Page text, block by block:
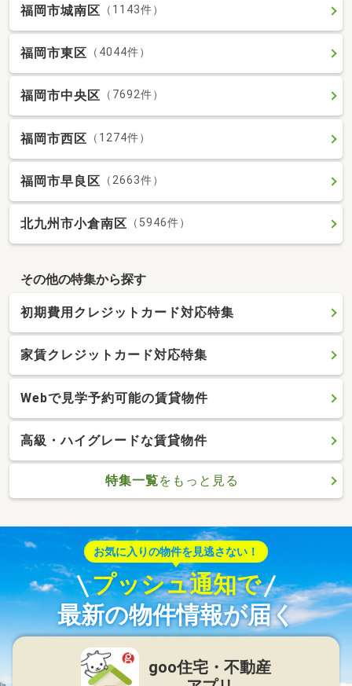
福岡市城南区 （1143件）
福岡市東区 （4044件）
福岡市中央区 （7692件）
福岡市西区 （1274件）
福岡市早良区 （2663件）
北九州市小倉南区 （5946件）
その他の特集から探す
初期費用クレジットカード対応特集
家賃クレジットカード対応特集
Webで見学予約可能の賃貸物件
高級・ハイグレードな賃貸物件
特集一覧をもっと見る
お気に入りの物件を見逃さない！
プッシュ通知で
最新の物件情報が届く
goo住宅・不動産